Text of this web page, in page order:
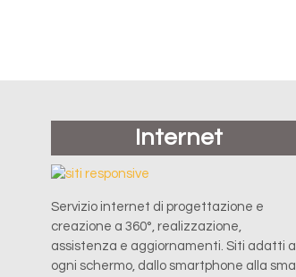
Internet
Servizio internet di progettazione e
creazione a 360°, realizzazione,
assistenza e aggiornamenti. Siti adatti
ogni schermo, dallo smartphone alla